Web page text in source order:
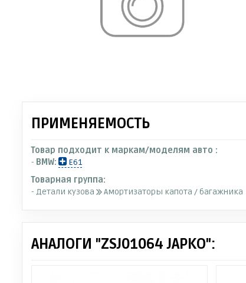
ПРИМЕНЯЕМОСТЬ
Товар подходит к маркам/моделям авто :
- BMW:
E61
Товарная группа:
- Детали кузова
Амортизаторы капота / багажника
АНАЛОГИ "ZSJ01064 JAPKO":